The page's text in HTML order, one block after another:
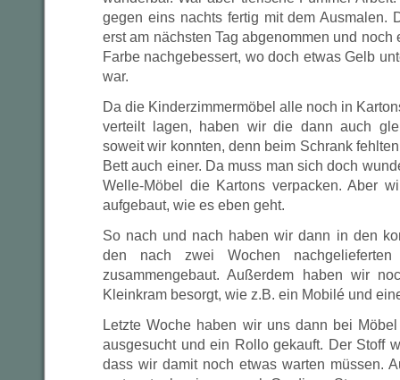
gegen eins nachts fertig mit dem Ausmalen.
erst am nächsten Tag abgenommen und
Farbe nachgebessert, wo doch etwas Gelb
war.
Da die Kinderzimmermöbel alle noch in
verteilt lagen, haben wir die dann auch
soweit wir konnten, denn beim Schrank
Bett auch einer. Da muss man sich doch
Welle-Möbel die Kartons verpacken. Aber
aufgebaut, wie es eben geht.
So nach und nach haben wir dann in den
den nach zwei Wochen
zusammengebaut. Außerdem haben wir
Kleinkram besorgt, wie z.B. ein Mobilé und
Letzte Woche haben wir uns dann bei
ausgesucht und ein Rollo gekauft. Der Stoff
dass wir damit noch etwas warten müssen.